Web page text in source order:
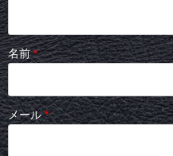
名前*
メール*